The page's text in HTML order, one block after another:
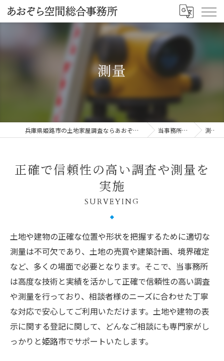
測量
兵庫県姫路市の土地家屋調査ならあおぞら空間総合事務所 当事務所の特徴 測量
正確で信頼性の高い調査や測量を
実施
SURVEYING
土地や建物の正確な位置や形状を把握するために適切な
測量は不可欠であり、土地の売買や建築計画、境界確定
など、多くの場面で必要となります。そこで、当事務所
は高度な技術と実績を活かして正確で信頼性の高い調査
や測量を行っており、相談者様のニーズに合わせた丁寧
な対応で安心してご利用いただけます。土地や建物の表
示に関する登記に関して、どんなご相談にも専門家がし
っかりと姫路市でサポートいたします。